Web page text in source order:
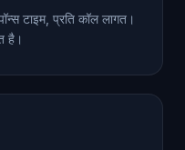
टाइम, प्रति कॉल लागत।
है।